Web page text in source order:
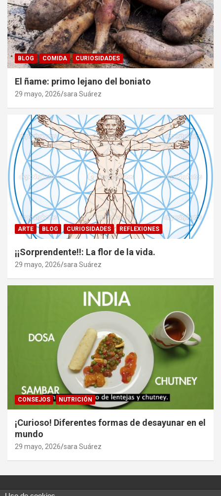
BLOG COMIDA CURIOSIDADES
El ñame: primo lejano del boniato
29 mayo, 2026 sara Suárez
ARTE BLOG CURIOSIDADES REFLEXIONES
¡¡Sorprendente!!: La flor de la vida.
29 mayo, 2026 sara Suárez
CONSEJOS NUTRICIÓN
¡Curioso! Diferentes formas de desayunar en el
mundo
29 mayo, 2026 sara Suárez